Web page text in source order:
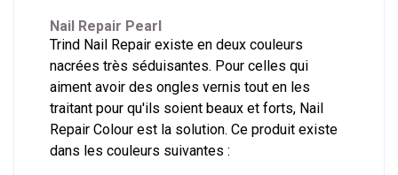
Nail Repair Pearl
Trind Nail Repair existe en deux couleurs
nacrées très séduisantes. Pour celles qui
aiment avoir des ongles vernis tout en les
traitant pour qu'ils soient beaux et forts, Nail
Repair Colour est la solution. Ce produit existe
dans les couleurs suivantes :